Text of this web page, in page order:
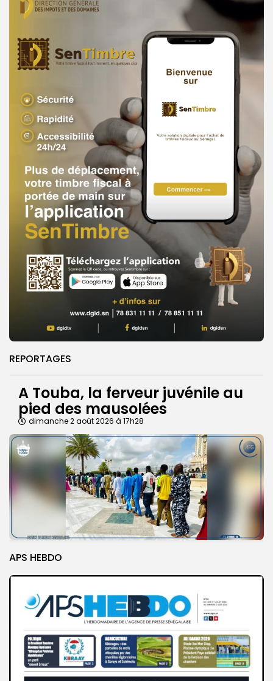
REPORTAGES
A Touba, la ferveur juvénile au
pied des mausolées
dimanche 2 août 2026 à 17h28
APS HEBDO